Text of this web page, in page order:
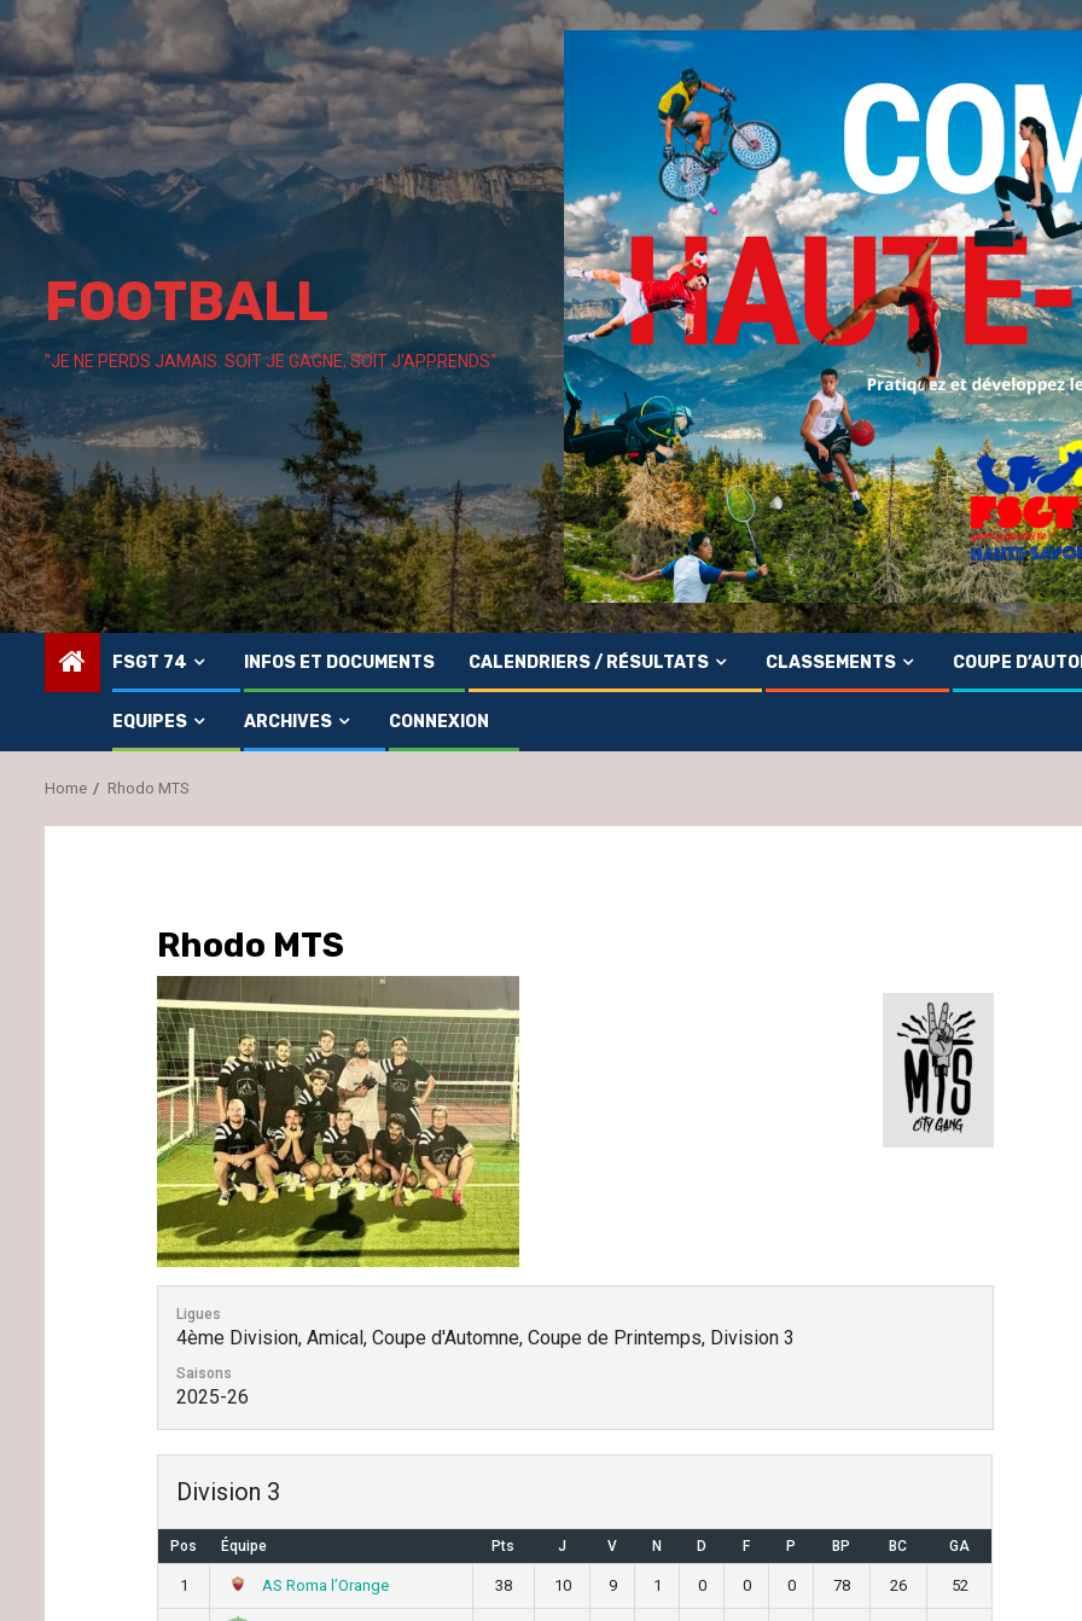
content
FOOTBALL
"JE NE PERDS JAMAIS. SOIT JE GAGNE, SOIT J'APPRENDS"
FSGT 74 INFOS ET DOCUMENTS CALENDRIERS / RÉSULTATS CLASSEMENTS COUPE
EQUIPES ARCHIVES CONNEXION
Home Rhodo MTS
Rhodo MTS
Ligues
4ème Division, Amical, Coupe d'Automne, Coupe de Printemps, Division 3
Saisons
2025-26
Division 3
Pos Équipe Pts J V N D F P BP BC GA
1 AS Roma l’Orange 38 10 9 1 0 0 0 78 26 52